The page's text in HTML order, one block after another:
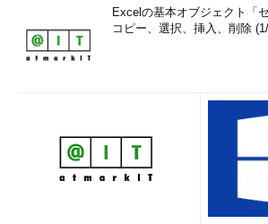
Excelの基本オブジェクト「
コピー、選択、挿入、削除